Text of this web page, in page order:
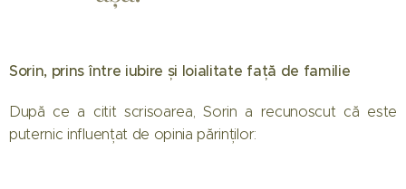
Sorin, prins între iubire și loialitate față de familie
După ce a citit scrisoarea, Sorin a recunoscut că este
puternic influențat de opinia părinților: